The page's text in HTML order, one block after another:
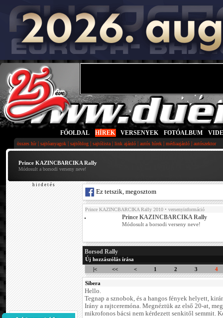
FŐOLDAL HÍREK VERSENYEK FOTÓALBUM
összes hír| sajtóanyagok | sajtóblog | sajtólista | link ajánló | autós hírek | médiaajánló | autószektor
Prince KAZINCBARCIKA Rally
Módosult a borsodi verseny neve!
h i r d e t é s
Ez tetszik, megosztom
Prince KAZINCBARCIKA Rally 2010 • versenyinformáció
Prince KAZINCBARCIKA Rally
Módosult a borsodi verseny neve!
Borsod Rally
Új hozzászólás írása
|<
<< < 1 2 3 4
Sibera
Hello.
Tegnap a sznobok, és a hangos fények helyett,
Irány a rajtceremóna. Megnéztük az első 20-at,
mikrofonos bácsi nem kérdezett senkitől semmit.